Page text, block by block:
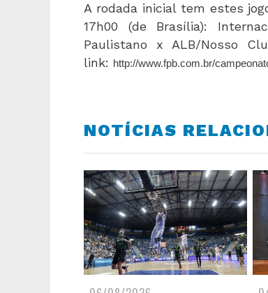
A rodada inicial tem estes
17h00 (de Brasília):
Paulistano x ALB/Nosso
link:
http://www.fpb.com.br/
NOTÍCIAS